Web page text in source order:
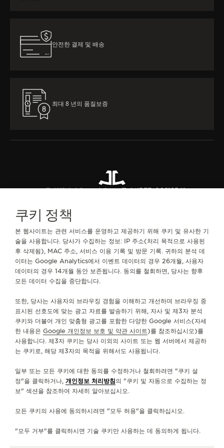
안전한 결제 및 배송
최대 8 년의 품질보증
모든 컬렉션리베르소리베르소 클래식REF. Q2618541
팔로우하기
예거 르쿨트르 인스타그램 페이지 바로가기
예거 르쿨트르 LINKEDIN 페이지 바로가기
예거 르쿨트르 페이스북 페이지로 이동
예거 르쿨트르 YOUTUBE 페이지로 이동
예거 르쿨트르 트위터 페이지로 이
예거 르쿨트르
KAKAO
뉴스레터 구독하기
문의하기
서비스
문의하기
쿠키 정책
본 웹사이트는 관련 서비스를 운영하고 제공하기 위해 쿠키 및 유사한 기
술을 사용합니다. 당사가 수집하는 정보: IP 주소(처리 목적으로 사용된
후 삭제됨), MAC 주소, 서비스 이용 기록 및 방문 기록. 귀하의 분석 데
이터는 Google Analytics에서 이벤트 데이터의 경우 26개월, 사용자
데이터의 경우 14개월 동안 보존됩니다. 동의를 철회하면, 당사는 향후
모든 데이터 수집을 중단합니다.
또한, 당사는 사용자의 브라우징 경험을 이해하고 개선하며 브라우징 중
표시된 선호도에 맞는 광고 자료를 발송하기 위해, 자사 및 제3자 분석
쿠키와 더불어 개인 맞춤형 광고를 포함한 다양한 Google 서비스(자세
한 내용은 Google 개인정보 보호 및 약관 사이트)를 참조하십시오)를
사용합니다. 제3자 쿠키는 당사 이외의 사이트 또는 웹 서버에서 제공하
는 쿠키로, 해당 제3자의 목적을 위해서도 사용됩니다.
일부 또는 모든 쿠키에 대한 동의를 수정하거나 철회하려면 "쿠키 설
정"을 클릭하거나, 개인정보 처리방침의 "쿠키 및 자동으로 수집하는 정
보" 섹션을 참조하여 자세히 알아보십시오.
모든 쿠키의 사용에 동의하시려면 "모두 허용"을 클릭하십시오.
"모두 거부"를 클릭하시면 기술 쿠키만 사용하는 데 동의하게 됩니다.